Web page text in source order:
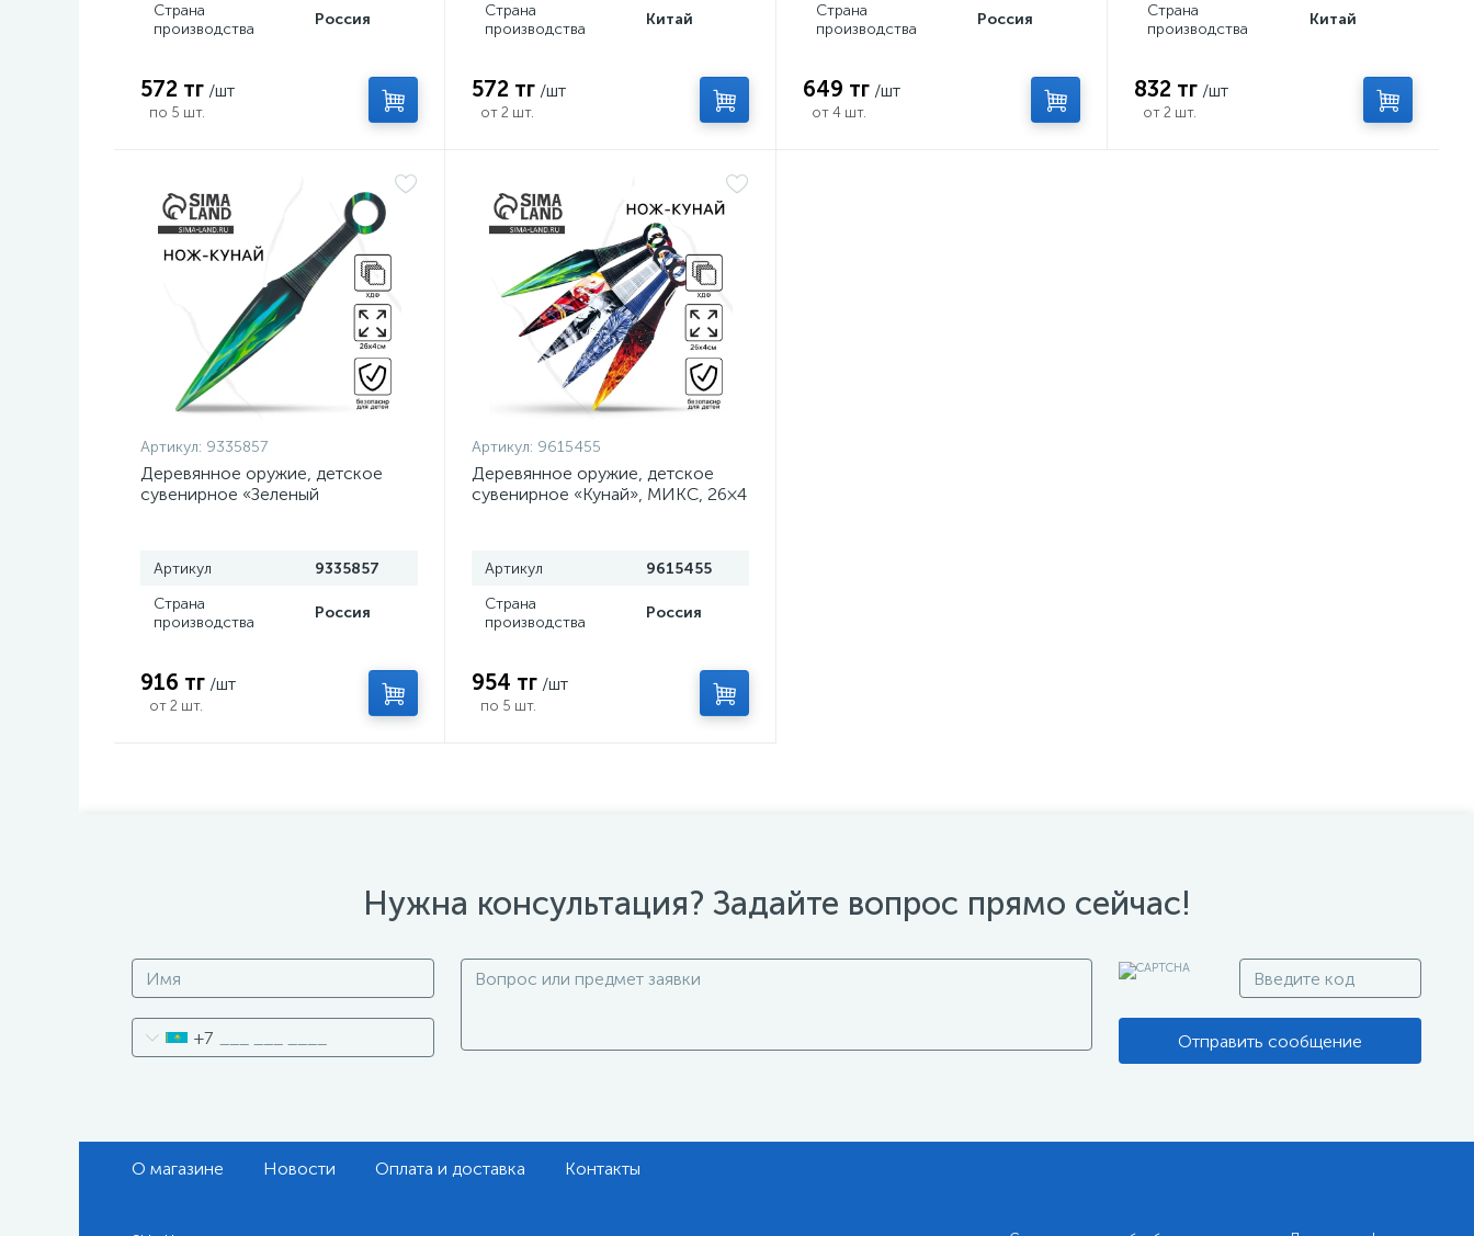
Страна
производства
Россия
572 тг /шт
по 5 шт.
Страна
производства
Китай
572 тг /шт
от 2 шт.
Страна
производства
Россия
649 тг /шт
от 4 шт.
Страна
производства
Китай
832 тг /шт
от 2 шт.
Артикул: 9335857
Деревянное оружие, детское
сувенирное «Зеленый
Артикул
9335857
Страна
производства
Россия
916 тг /шт
от 2 шт.
Артикул: 9615455
Деревянное оружие, детское
сувенирное «Кунай», МИКС, 26×4
Артикул
9615455
Страна
производства
Россия
954 тг /шт
по 5 шт.
Нужна консультация? Задайте вопрос прямо сейчас!
+7 Отправить сообщение
О магазине Новости Оплата и доставка Контакты